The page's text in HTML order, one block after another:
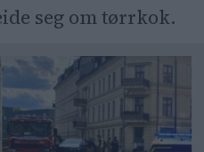
seg om tørrkok.